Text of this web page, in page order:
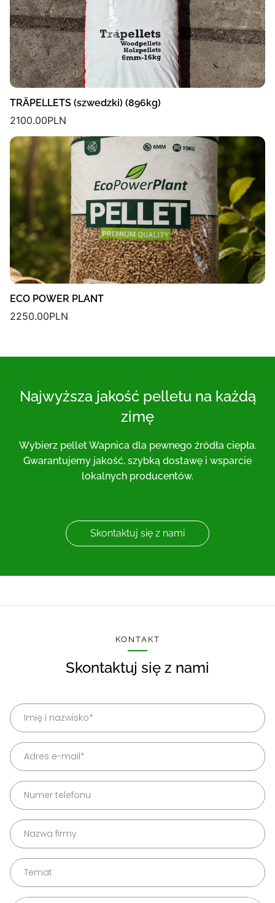
TRÄPELLETS (szwedzki) (896kg)
2100.00PLN
ECO POWER PLANT
2250.00PLN
Najwyższa jakość pelletu na każdą
zimę
Wybierz pellet Wapnica dla pewnego źródła ciepła.
Gwarantujemy jakość, szybką dostawę i wsparcie
lokalnych producentów.
Skontaktuj się z nami
KONTAKT
Skontaktuj się z nami